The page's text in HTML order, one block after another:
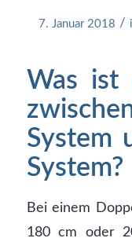
7. Januar 2018 /
Was ist
System
System?
Bei einem
180 cm oder